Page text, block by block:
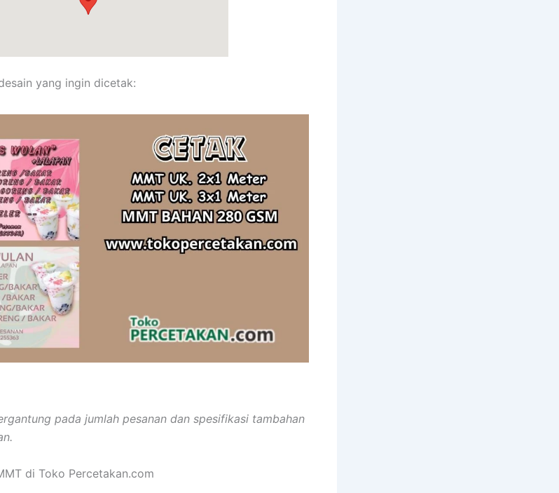
yang ingin dicetak:
pada jumlah pesanan dan spesifikasi tambahan
di Toko Percetakan.com